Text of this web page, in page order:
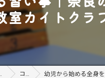
室カイトクラ
体操クラブ コラム 幼児から始める全身を鍛える習い事｜奈良